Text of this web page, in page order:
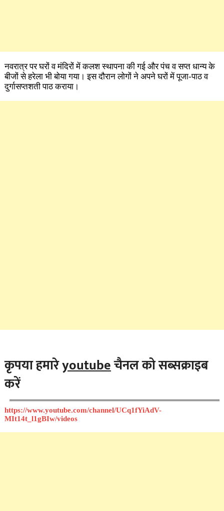
नवरात्र पर घरों व मंदिरों में कलश स्थापना की गई और पंच व सप्त धान्य के
बीजों से हरेला भी बोया गया। इस दौरान लोगों ने अपने घरों में पूजा-पाठ व
दुर्गासप्तशती पाठ कराया।
कृपया हमारेyoutubeचैनल को सब्सक्राइब
करें
https://www.youtube.com/channel/UCq1fYiAdV-
MIt14t_l1gBIw/videos